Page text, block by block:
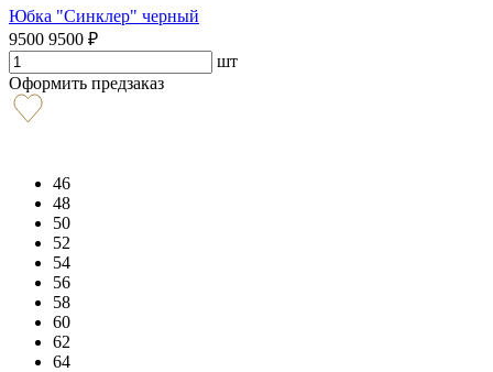
Юбка "Синклер" черный
9500 9500 ₽
шт
Оформить предзаказ
46
48
50
52
54
56
58
60
62
64